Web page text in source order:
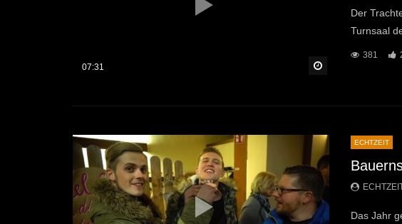
07:31
Der
Turnsaal
381
ECHTZEIT
Das Jahr